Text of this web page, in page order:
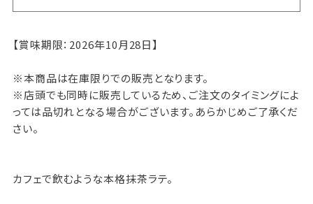
【賞味期限：2026年10月28日】
※本商品は在庫限りでの販売となります。
※店頭でも同時に販売しているため、ご注文のタイミングによ
っては品切れとなる場合がございます。あらかじめご了承くだ
さい。
カフェで飲むような本格抹茶ラテ。